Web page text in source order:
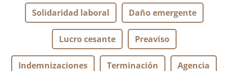
Solidaridad laboral Daño emergente
Lucro cesante Preaviso
Indemnizaciones Terminación Agencia